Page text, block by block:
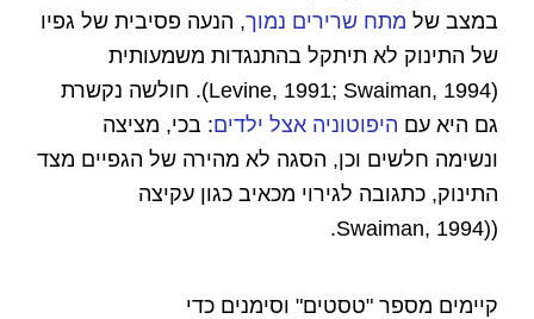
במצב של מתח שרירים נמוך, הנעה פסיבית של גפיו
של התינוק לא תיתקל בהתנגדות משמעותית
(Levine, 1991; Swaiman, 1994). חולשה נקשרת
גם היא עם היפוטוניה אצל ילדים: בכי, מציצה
ונשימה חלשים וכן, הסגה לא מהירה של הגפיים מצד
התינוק, כתגובה לגירוי מכאיב כגון עקיצה
((Swaiman, 1994.
קיימים מספר "טסטים" וסימנים כדי